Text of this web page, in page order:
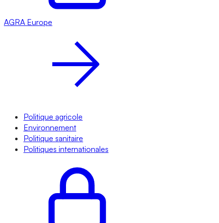
AGRA Europe
Politique agricole
Environnement
Politique sanitaire
Politiques internationales